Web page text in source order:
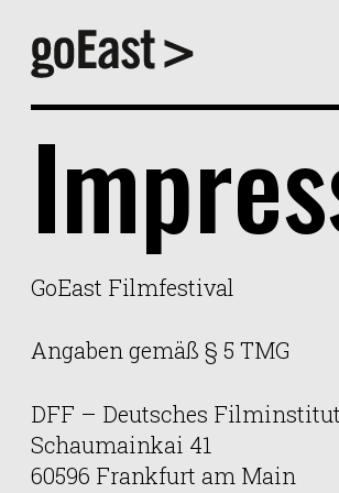
GoEast Filmfestival
Angaben gemäß § 5 TMG
DFF – Deutsches
Schaumainkai 41
60596 Frankfurt am Main